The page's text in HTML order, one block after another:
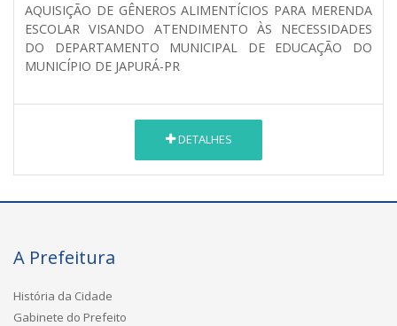
AQUISIÇÃO DE GÊNEROS ALIMENTÍCIOS PARA MERENDA
ESCOLAR VISANDO ATENDIMENTO ÀS NECESSIDADES
DO DEPARTAMENTO MUNICIPAL DE EDUCAÇÃO DO
MUNICÍPIO DE JAPURÁ-PR
DETALHES
A Prefeitura
História da Cidade
Gabinete do Prefeito